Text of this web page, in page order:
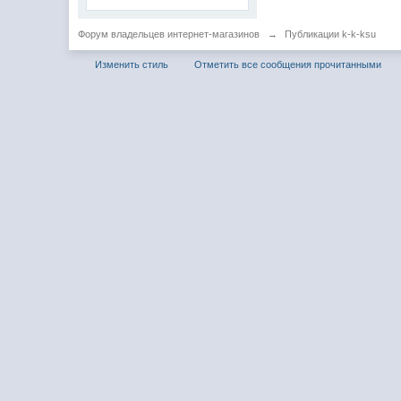
Форум владельцев интернет-магазинов → Публикации k-k-ksu
Изменить стиль Отметить все сообщения прочитанными